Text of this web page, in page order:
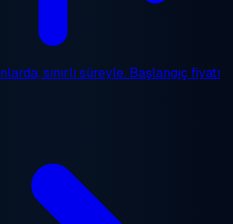
sınırlı süreyle. Başlangıç fiyatı